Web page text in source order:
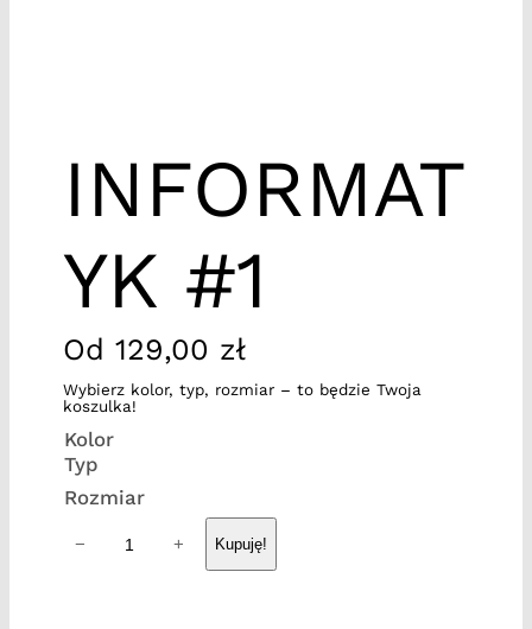
INFORMAT
YK #1
Od 129,00 zł
Wybierz kolor, typ, rozmiar – to będzie Twoja
koszulka!
Kolor
Typ
Rozmiar
− + Kupuję!